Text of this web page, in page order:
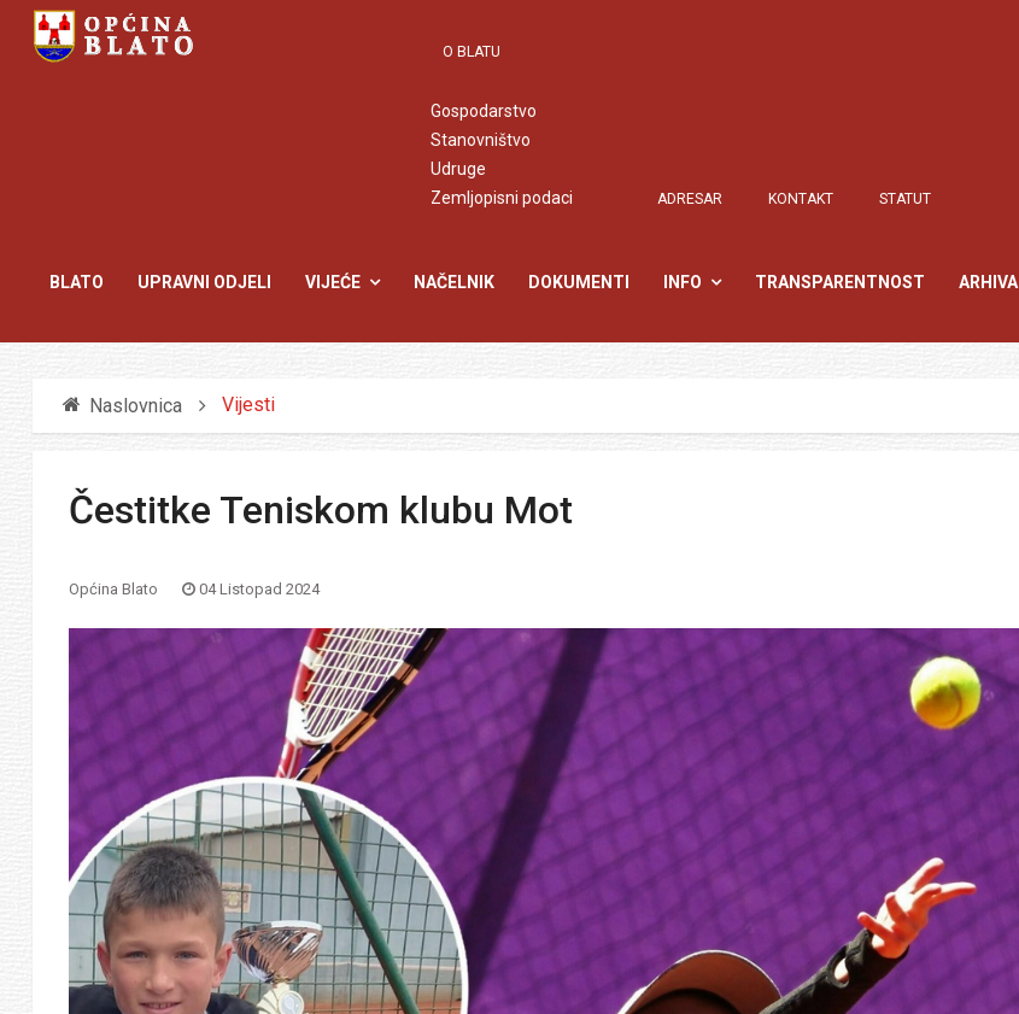
O BLATU
Gospodarstvo
Stanovništvo
Udruge
Zemljopisni podaci
ADRESAR KONTAKT STATUT
BLATO UPRAVNI ODJELI VIJEĆE NAČELNIK DOKUMENTI INFO TRANSPARENTNOST ARHIVA
Naslovnica Vijesti
Čestitke Teniskom klubu Mot
Općina Blato 04 Listopad 2024